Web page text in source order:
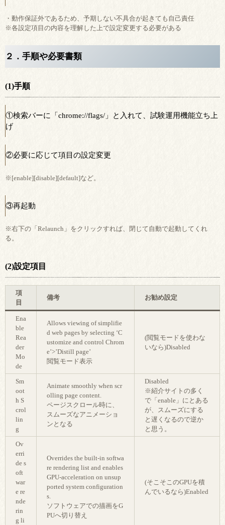
・動作保証外であるため、予期しない不具合が起きても自己責任
※各設定項目の内容を理解した上で設定変更する必要がある
２．手順や必要書類
(1)手順
①検索バーに「chrome://flags/」と入れて、試験運用機能立ち上
げ
②必要に応じて項目の設定変更
※[enable][disable][default]など。
③再起動
※右下の「Relaunch」をクリックすれば、閉じて自動で起動してくれ
る。
(2)設定項目
項
目
備考 お勧め設定
Ena
ble
Rea
der
Mo
de
Allows viewing of simplifie
d web pages by selecting ‘C
ustomize and control Chrom
e’>’Distill page’
閲覧モード表示
(閲覧モードを使わな
いなら)Disabled
Sm
oot
h S
crol
lin
g
Animate smoothly when scr
olling page content.
ページスクロール時に、
スムーズなアニメーショ
ンとなる
Disabled
※紹介サイトの多く
で「enable」にとある
が、スムーズにする
と遅くなるので逆か
と思う。
Ov
erri
de s
oft
war
e re
nde
rin
g li
Overrides the built-in softwa
re rendering list and enables
GPU-acceleration on unsup
ported system configuration
s.
ソフトウェアでの描画をG
PUへ切り替え
(そこそこのGPUを積
んでいるなら)Enabled